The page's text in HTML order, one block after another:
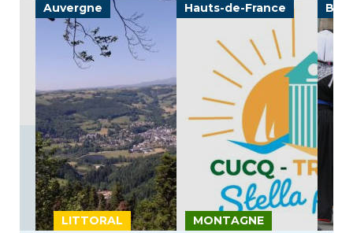
LITTORAL
Auvergne
MONTAGNE
Hauts-de-France